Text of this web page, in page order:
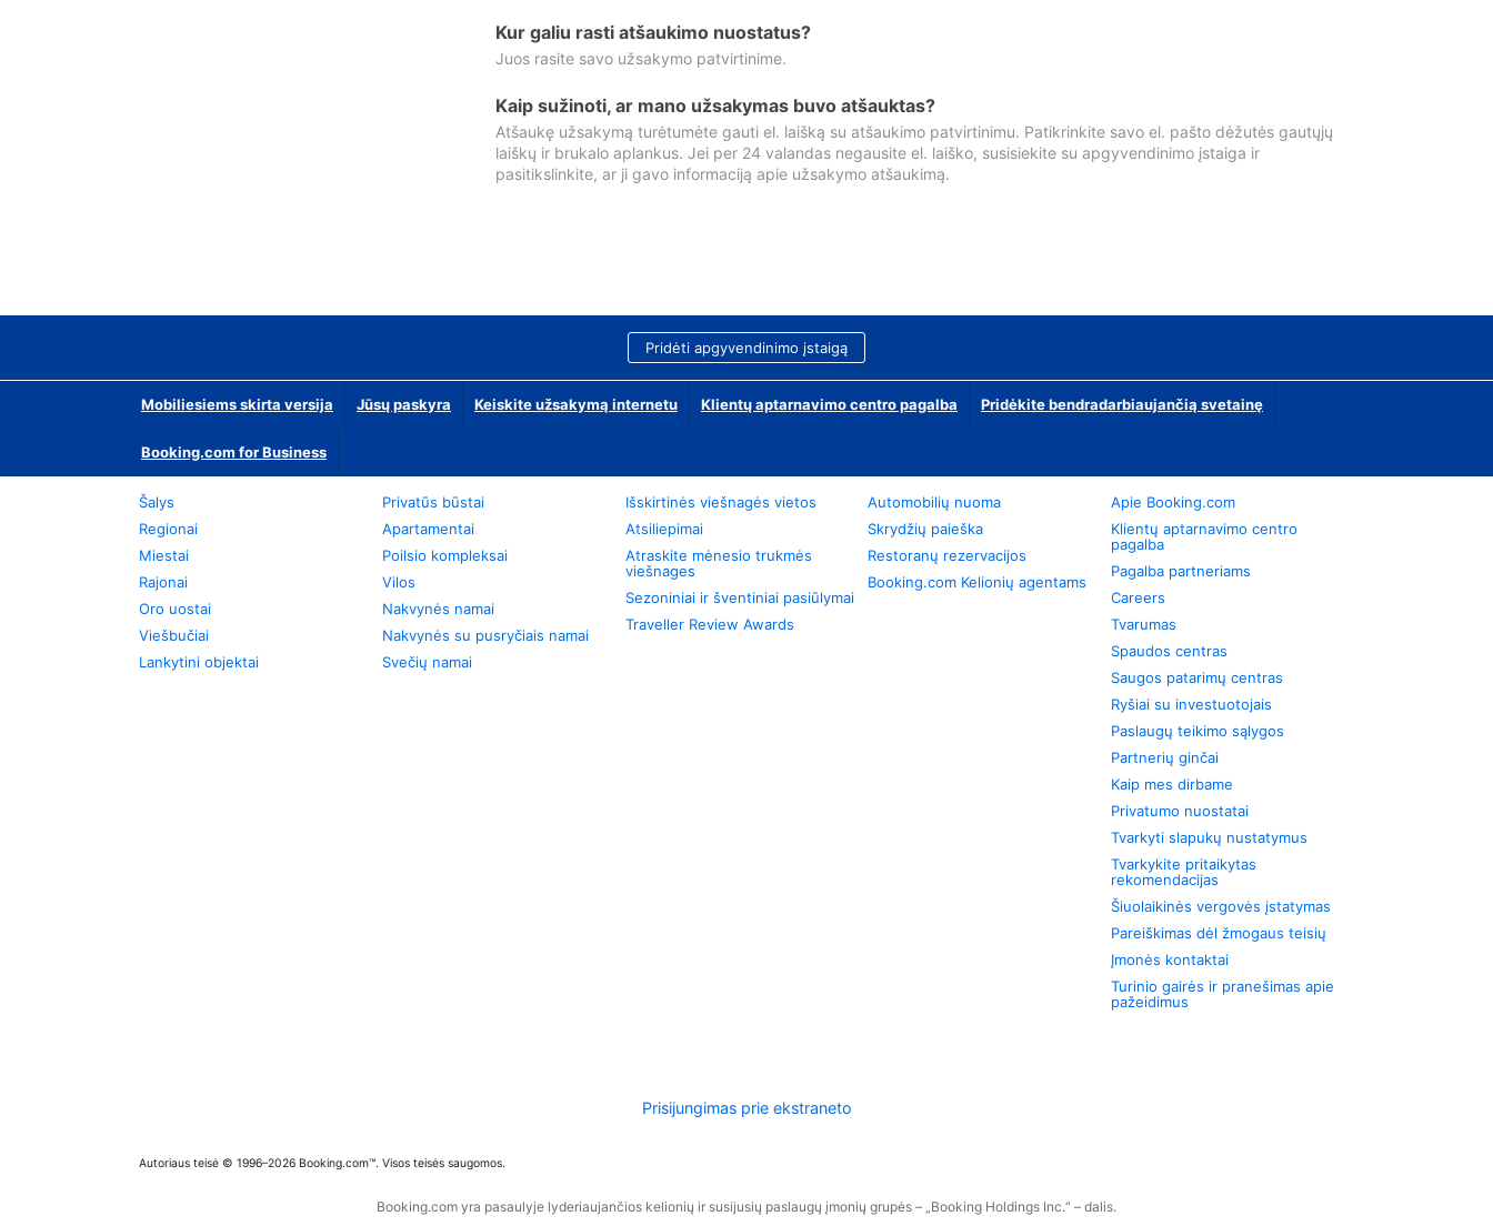
Kur galiu rasti atšaukimo nuostatus?
Juos rasite savo užsakymo patvirtinime.
Kaip sužinoti, ar mano užsakymas buvo atšauktas?
Atšaukę užsakymą turėtumėte gauti el. laišką su atšaukimo patvirtinimu. Patikrinkite savo el. pašto dėžutės gautųjų
laiškų ir brukalo aplankus. Jei per 24 valandas negausite el. laiško, susisiekite su apgyvendinimo įstaiga ir
pasitikslinkite, ar ji gavo informaciją apie užsakymo atšaukimą.
Pridėti apgyvendinimo įstaigą
Mobiliesiems skirta versija Jūsų paskyra Keiskite užsakymą internetu Klientų aptarnavimo centro pagalba Pridėkite bendradarbiaujančią svetainę
Booking.com for Business
Šalys
Regionai
Miestai
Rajonai
Oro uostai
Viešbučiai
Lankytini objektai
Privatūs būstai
Apartamentai
Poilsio kompleksai
Vilos
Nakvynės namai
Nakvynės su pusryčiais namai
Svečių namai
Išskirtinės viešnagės vietos
Atsiliepimai
Atraskite mėnesio trukmės
viešnages
Sezoniniai ir šventiniai pasiūlymai
Traveller Review Awards
Automobilių nuoma
Skrydžių paieška
Restoranų rezervacijos
Booking.com Kelionių agentams
Apie Booking.com
Klientų aptarnavimo centro
pagalba
Pagalba partneriams
Careers
Tvarumas
Spaudos centras
Saugos patarimų centras
Ryšiai su investuotojais
Paslaugų teikimo sąlygos
Partnerių ginčai
Kaip mes dirbame
Privatumo nuostatai
Tvarkyti slapukų nustatymus
Tvarkykite pritaikytas
rekomendacijas
Šiuolaikinės vergovės įstatymas
Pareiškimas dėl žmogaus teisių
Įmonės kontaktai
Turinio gairės ir pranešimas apie
pažeidimus
Prisijungimas prie ekstraneto
Autoriaus teisė © 1996–2026 Booking.com™. Visos teisės saugomos.
Booking.com yra pasaulyje lyderiaujančios kelionių ir susijusių paslaugų įmonių grupės – „Booking Holdings Inc.“ – dalis.